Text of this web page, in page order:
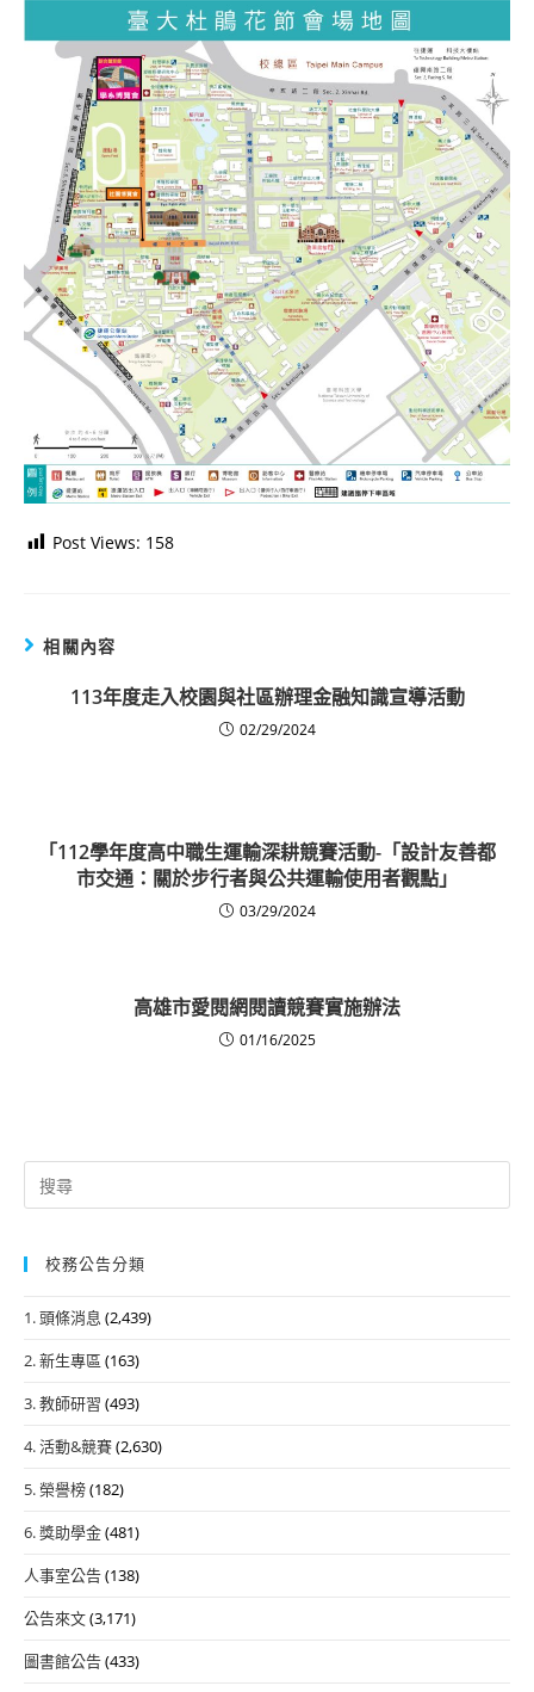
Post Views: 158
相關內容
113年度走入校園與社區辦理金融知識宣導活動
02/29/2024
「112學年度高中職生運輸深耕競賽活動-「設計友善都
市交通：關於步行者與公共運輸使用者觀點」
03/29/2024
高雄市愛閱網閱讀競賽實施辦法
01/16/2025
Search
for:
校務公告分類
1. 頭條消息 (2,439)
2. 新生專區 (163)
3. 教師研習 (493)
4. 活動&競賽(2,630)
5. 榮譽榜(182)
6. 獎助學金(481)
人事室公告(138)
公告來文(3,171)
圖書館公告(433)